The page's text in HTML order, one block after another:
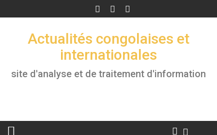
to
Actualités congolaises et
internationales
site d'analyse et de traitement d'information